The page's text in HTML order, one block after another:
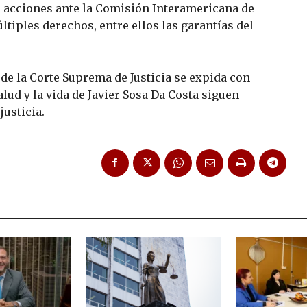
ante la Comisión Interamericana de
derechos, entre ellos las garantías del
la Corte Suprema de Justicia se expida con
y la vida de Javier Sosa Da Costa siguen